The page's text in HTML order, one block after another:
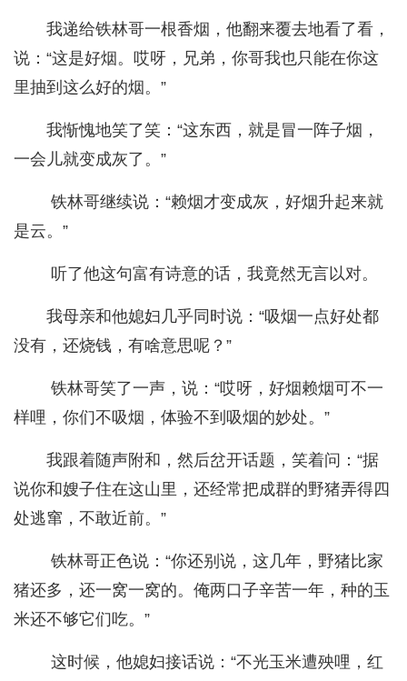
我递给铁林哥一根香烟，他翻来覆去地看了看，
说：“这是好烟。哎呀，兄弟，你哥我也只能在你这
里抽到这么好的烟。”
我惭愧地笑了笑：“这东西，就是冒一阵子烟，
一会儿就变成灰了。”
铁林哥继续说：“赖烟才变成灰，好烟升起来就
是云。”
听了他这句富有诗意的话，我竟然无言以对。
我母亲和他媳妇几乎同时说：“吸烟一点好处都
没有，还烧钱，有啥意思呢？”
铁林哥笑了一声，说：“哎呀，好烟赖烟可不一
样哩，你们不吸烟，体验不到吸烟的妙处。”
我跟着随声附和，然后岔开话题，笑着问：“据
说你和嫂子住在这山里，还经常把成群的野猪弄得四
处逃窜，不敢近前。”
铁林哥正色说：“你还别说，这几年，野猪比家
猪还多，还一窝一窝的。俺两口子辛苦一年，种的玉
米还不够它们吃。”
这时候，他媳妇接话说：“不光玉米遭殃哩，红